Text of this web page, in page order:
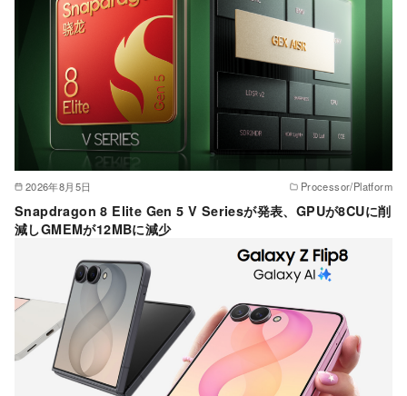
2026年8月5日 Processor/Platform
Snapdragon 8 Elite Gen 5 V Seriesが発表、GPUが8CUに削
減しGMEMが12MBに減少